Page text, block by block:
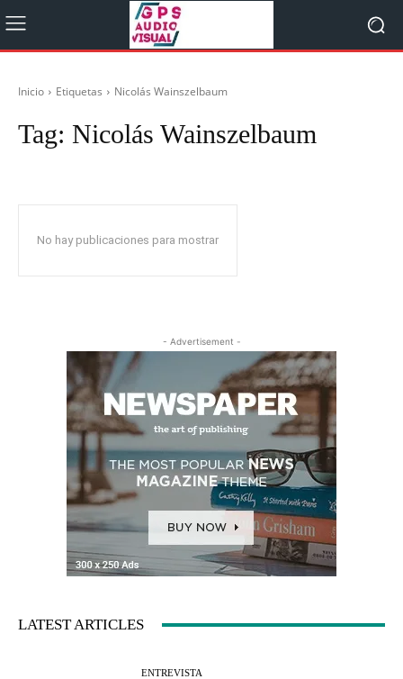
Inicio Etiquetas Nicolás Wainszelbaum
Tag: Nicolás Wainszelbaum
No hay publicaciones para mostrar
- Advertisement -
LATEST ARTICLES
ENTREVISTA